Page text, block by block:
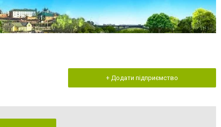
+ Додати підприємство